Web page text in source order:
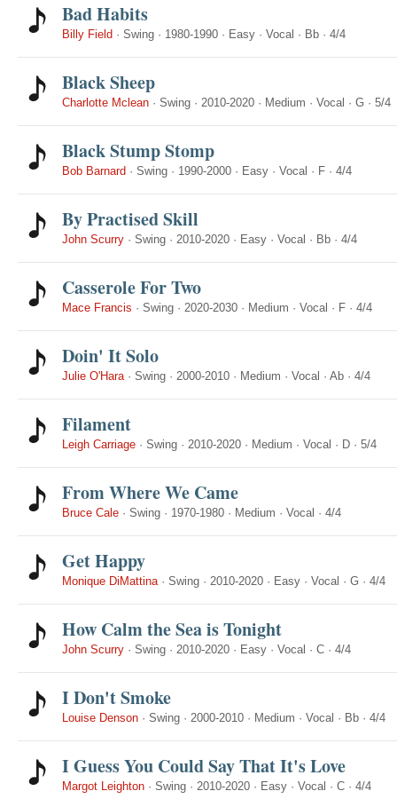
Bad Habits
Billy Field · Swing · 1980-1990 · Easy · Vocal · Bb · 4/4
Black Sheep
Charlotte Mclean · Swing · 2010-2020 · Medium · Vocal · G · 5/4
Black Stump Stomp
Bob Barnard · Swing · 1990-2000 · Easy · Vocal · F · 4/4
By Practised Skill
John Scurry · Swing · 2010-2020 · Easy · Vocal · Bb · 4/4
Casserole For Two
Mace Francis · Swing · 2020-2030 · Medium · Vocal · F · 4/4
Doin' It Solo
Julie O'Hara· Swing · 2000-2010 · Medium · Vocal · Ab · 4/4
Filament
Leigh Carriage · Swing · 2010-2020 · Medium · Vocal · D · 5/4
From Where We Came
Bruce Cale · Swing · 1970-1980 · Medium · Vocal · 4/4
Get Happy
Monique DiMattina· Swing · 2010-2020 · Easy · Vocal · G · 4/4
How Calm the Sea is Tonight
John Scurry · Swing · 2010-2020 · Easy · Vocal · C · 4/4
I Don't Smoke
Louise Denson · Swing · 2000-2010 · Medium · Vocal · Bb · 4/4
I Guess You Could Say That It's Love
Margot Leighton · Swing · 2010-2020 · Easy · Vocal · C · 4/4